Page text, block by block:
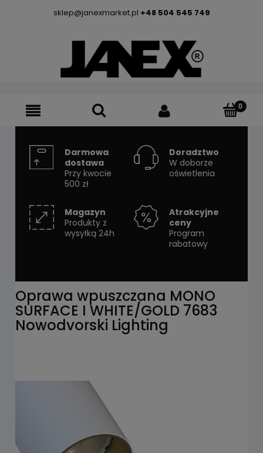
sklep@janexmarket.pl +48 504 545 749
Darmowa
dostawa
Przy kwocie
500 zł
Doradztwo
W doborze
oświetlenia
Magazyn
Produkty z
wysyłką 24h
Atrakcyjne
ceny
Program
rabatowy
Oprawa wpuszczana MONO
SURFACE I WHITE/GOLD 7683
Nowodvorski Lighting